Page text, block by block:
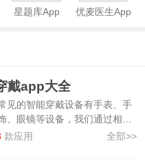
星题库App 优麦医生App
戴app大全
见的智能穿戴设备有手表、手
、眼镜等设备，我们通过相应
戴设备软件即可进行连接，连
款应用 全部>>